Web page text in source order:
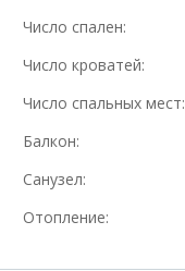
Число спален:
Число кроватей:
Число спальных мест:
Балкон:
Санузел:
Отопление: